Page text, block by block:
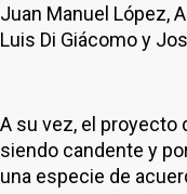
Juan Manuel López,
Luis Di Giácomo y
A su vez, el proyecto
siendo candente y
una especie de